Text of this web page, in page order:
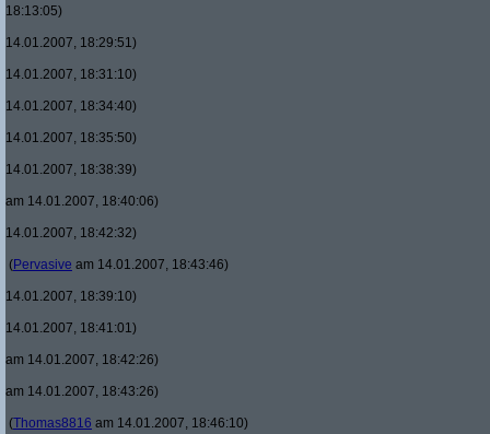
18:13:05)
14.01.2007, 18:29:51)
14.01.2007, 18:31:10)
14.01.2007, 18:34:40)
14.01.2007, 18:35:50)
14.01.2007, 18:38:39)
am 14.01.2007, 18:40:06)
14.01.2007, 18:42:32)
(Pervasive am 14.01.2007, 18:43:46)
14.01.2007, 18:39:10)
14.01.2007, 18:41:01)
am 14.01.2007, 18:42:26)
am 14.01.2007, 18:43:26)
(Thomas8816 am 14.01.2007, 18:46:10)